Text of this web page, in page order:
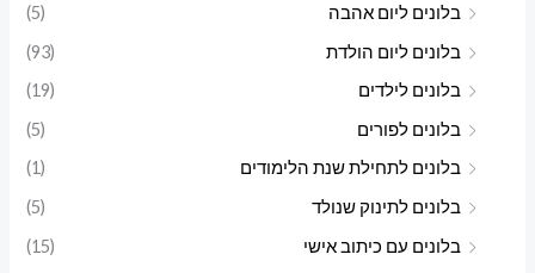
בלונים ליום אהבה
(5)
בלונים ליום הולדת
(93)
בלונים לילדים
(19)
בלונים לפורים
(5)
בלונים לתחילת שנת הלימודים
(1)
בלונים לתינוק שנולד
(5)
בלונים עם כיתוב אישי
(15)